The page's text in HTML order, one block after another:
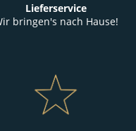
Lieferservice
bringen's nach Hause!